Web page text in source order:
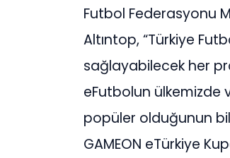
Futbol Federasyonu
Altıntop, “Türkiye
sağlayabilecek her
eFutbolun ülkemizde
popüler olduğunun
GAMEON eTürkiye